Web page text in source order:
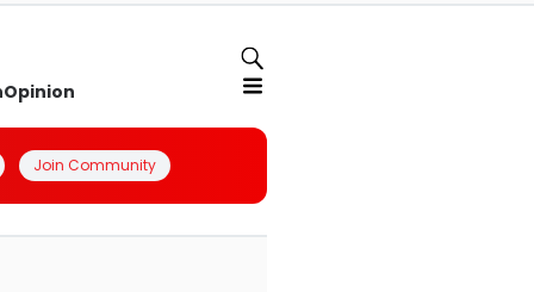
Opinion
Join Community